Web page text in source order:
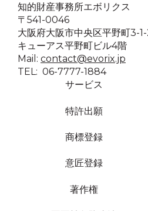
知的財産事務所エボリクス
〒541-0046
大阪府大阪市中央区平野町3-
キューアス平野町ビル4階
Mail: contact@evorix.jp
TEL: 06-7777-1884
サービス
特許出願
商標登録
意匠登録
著作権